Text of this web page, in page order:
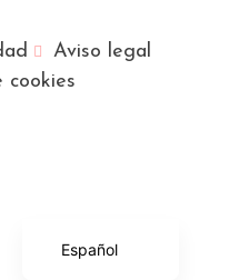
Aviso legal
cookies
Español